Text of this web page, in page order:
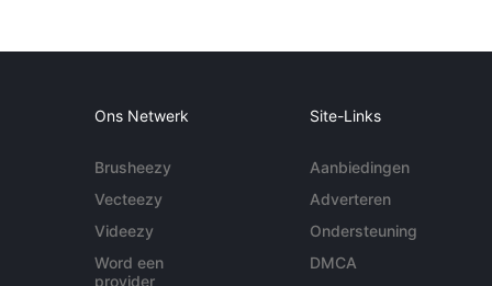
Ons Netwerk
Brusheezy
Vecteezy
Videezy
Word een
provider
Site-Links
Aanbiedingen
Adverteren
Ondersteuning
DMCA